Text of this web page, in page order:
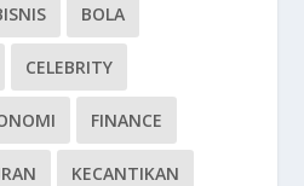
BOLA
CELEBRITY
FINANCE
KECANTIKAN